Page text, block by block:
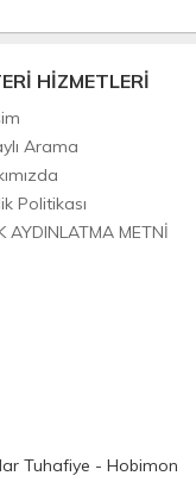
HİZMETLERİ
Arama
Politikası
AYDINLATMA METNİ
Tuhafiye - Hobimon